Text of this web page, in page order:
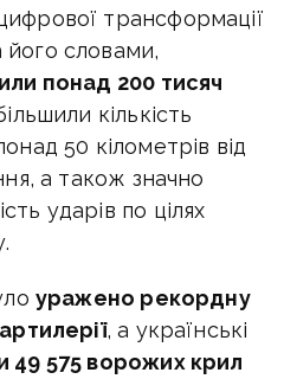
трансформації
словами,
понад 200 тисяч
кількість
50 кілометрів від
а також значно
ударів по цілях
уражено рекордну
, а українські
49 575 ворожих крил